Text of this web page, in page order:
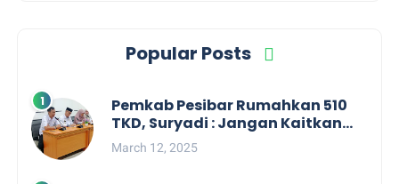
Popular Posts
Pemkab Pesibar Rumahkan 510
TKD, Suryadi : Jangan Kaitkan
Dengan Kepentingan Politik
March 12, 2025